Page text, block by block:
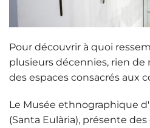
Pour découvrir à quoi
plusieurs décennies, rien
des espaces consacrés aux
Le Musée ethnographique
(Santa Eulària), présente